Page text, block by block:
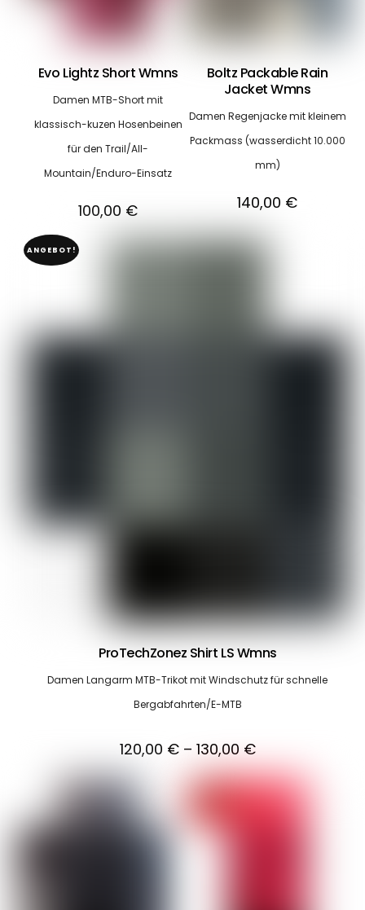
Evo Lightz Short Wmns
Damen MTB-Short mit
klassisch-kuzen Hosenbeinen
für den Trail/All-
Mountain/Enduro-Einsatz
100,00 €
Boltz Packable Rain
Jacket Wmns
Damen Regenjacke mit kleinem
Packmass (wasserdicht 10.000
mm)
140,00 €
ANGEBOT!
ProTechZonez Shirt LS Wmns
Damen Langarm MTB-Trikot mit Windschutz für schnelle
Bergabfahrten/E-MTB
120,00 €– 130,00 €